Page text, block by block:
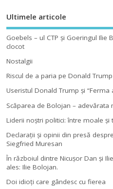
Ultimele articole
Goebels – ul CTP şi Goeringul Ilie
clocot
Nostalgii
Riscul de a paria pe Donald Trump
Useristul Donald Trump şi “Ferma
Scăparea de Bolojan – adevărata
Liderii noştri politici: între moale şi
Declaraţii şi opinii din presă
Siegfried Muresan
În războiul dintre Nicuşor Dan şi
ales: Ilie Bolojan.
Doi idioţi care gândesc cu fierea